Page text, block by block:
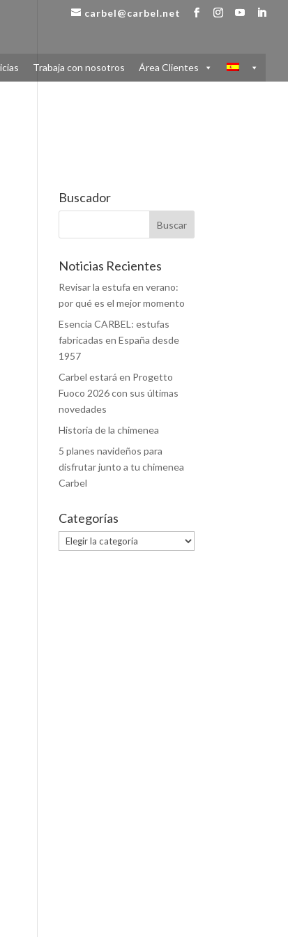
carbel@carbel.net
Trabaja con nosotros Área Clientes
Buscador
Noticias Recientes
Revisar la estufa en verano:
por qué es el mejor momento
Esencia CARBEL: estufas
fabricadas en España desde
1957
Carbel estará en Progetto
Fuoco 2026 con sus últimas
novedades
Historia de la chimenea
5 planes navideños para
disfrutar junto a tu chimenea
Carbel
Categorías
Categorías